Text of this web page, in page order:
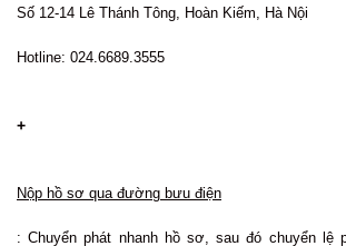
Số 12-14 Lê Thánh Tông, Hoàn Kiếm, Hà Nội
Hotline: 024.6689.3555
+
Nộp hồ sơ qua đường bưu điện
: Chuyển phát nhanh hồ sơ, sau đó chuyển lệ